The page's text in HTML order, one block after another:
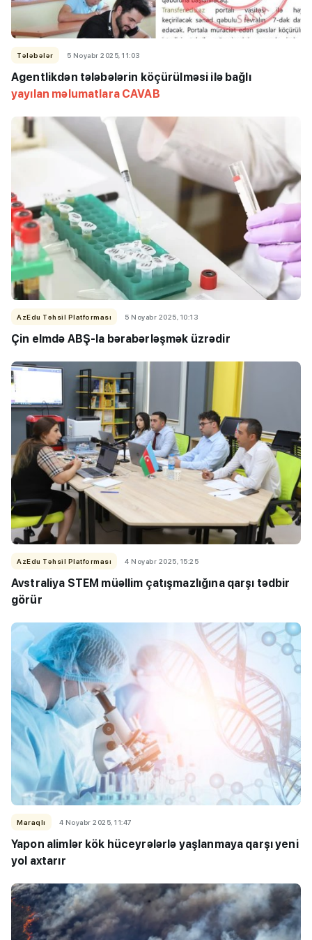
Tələbələr 5 Noyabr 2025, 11:03
Agentlikdən tələbələrin köçürülməsi ilə bağlı
yayılan məlumatlara CAVAB
AzEdu Təhsil Platforması 5 Noyabr 2025, 10:13
Çin elmdə ABŞ-la bərabərləşmək üzrədir
AzEdu Təhsil Platforması 4 Noyabr 2025, 15:25
Avstraliya STEM müəllim çatışmazlığına qarşı tədbir
görür
Maraqlı 4 Noyabr 2025, 11:47
Yapon alimlər kök hüceyrələrlə yaşlanmaya qarşı yeni
yol axtarır